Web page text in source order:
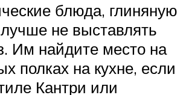
блюда, глиняную
не выставлять
Им найдите место на
полках на кухне, если
Кантри или